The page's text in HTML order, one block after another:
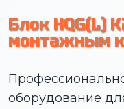
Блок HQG(L)
монтажным
оборудование